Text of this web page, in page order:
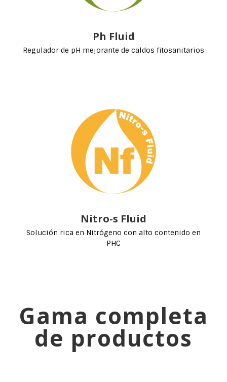
Ph Fluid
Regulador de pH mejorante de caldos fitosanitarios
Nitro-s Fluid
Solución rica en Nitrógeno con alto contenido en
PHC
Gama completa
de productos